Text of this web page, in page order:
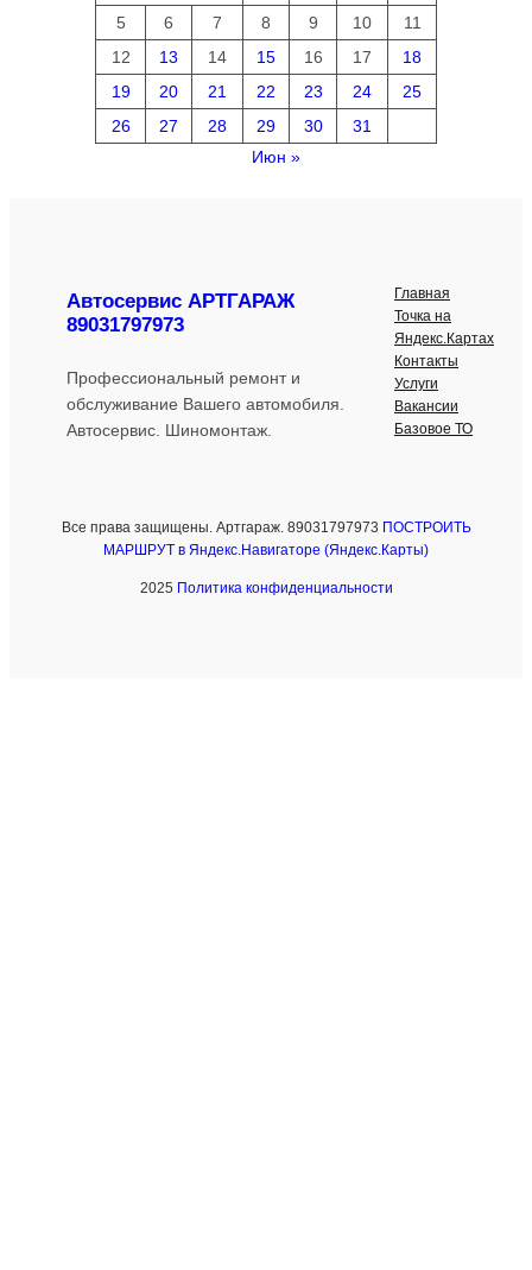
5
6 7 8 9 10
11
12
13 14 15 16 17
18
19
20 21 22 23 24
25
26
27 28 29 30
31
Июн »
Автосервис АРТГАРАЖ
89031797973
Профессиональный ремонт и
обслуживание Вашего автомобиля.
Автосервис. Шиномонтаж.
Главная
Точка на
Яндекс.Картах
Контакты
Услуги
Вакансии
Базовое ТО
Все права защищены. Артгараж. 89031797973 ПОСТРОИТЬ
МАРШРУТ в Яндекс.Навигаторе (Яндекс.Карты)
2025 Политика конфиденциальности